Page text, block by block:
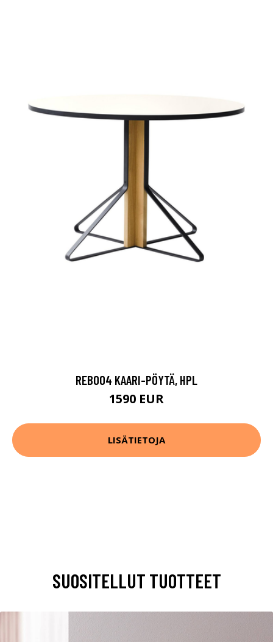
REB004 KAARI-PÖYTÄ, HPL
1590 EUR
LISÄTIETOJA
SUOSITELLUT TUOTTEET